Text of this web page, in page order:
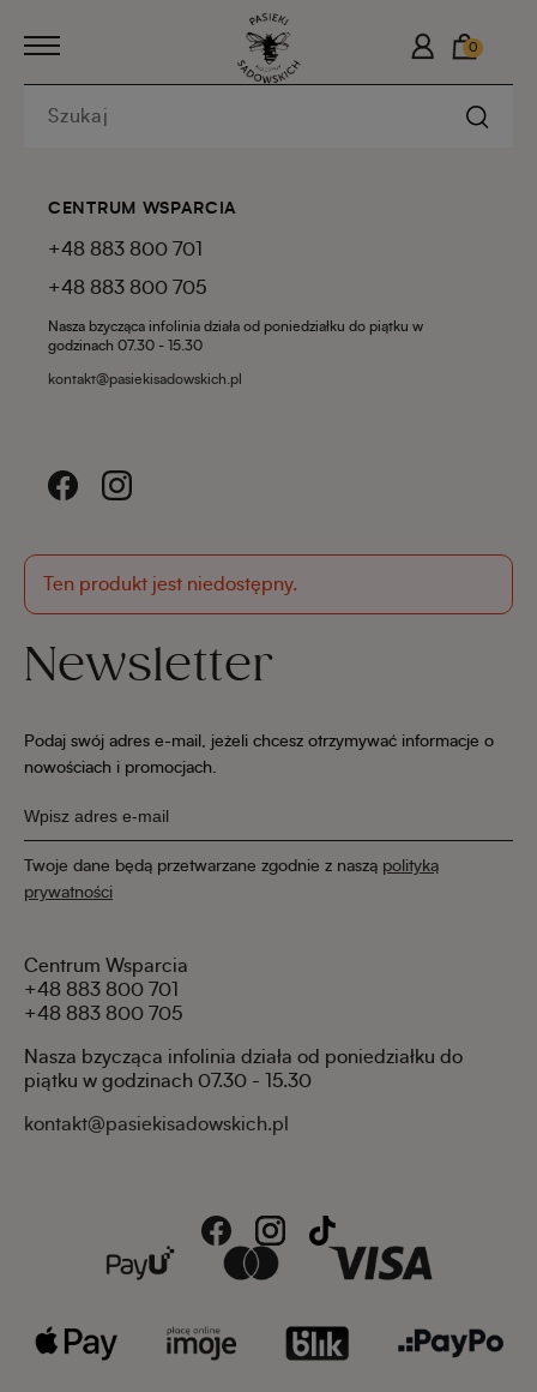
0
CENTRUM WSPARCIA
+48 883 800 701
+48 883 800 705
Nasza bzycząca infolinia działa od poniedziałku do piątku w
godzinach 07.30 - 15.30
kontakt@pasiekisadowskich.pl
Ten produkt jest niedostępny.
Newsletter
Podaj swój adres e-mail, jeżeli chcesz otrzymywać informacje o
nowościach i promocjach.
Twoje dane będą przetwarzane zgodnie z naszą polityką
prywatności
Centrum Wsparcia
+48 883 800 701
+48 883 800 705
Nasza bzycząca infolinia działa od poniedziałku do
piątku w godzinach 07.30 - 15.30
kontakt@pasiekisadowskich.pl